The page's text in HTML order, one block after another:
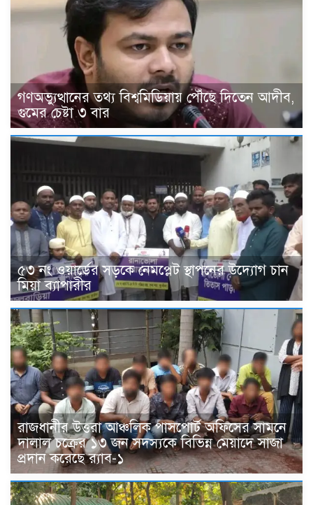
গণঅভ্যুত্থানের তথ্য বিশ্বমিডিয়ায় পৌঁছে দিতেন আদীব,
গুমের চেষ্টা ৩ বার
৫৩ নং ওয়ার্ডের সড়কে নেমপ্লেট স্থাপনের উদ্যোগ চান
মিয়া ব্যাপারীর
রাজধানীর উত্তরা আঞ্চলিক পাসপোর্ট অফিসের সামনে
দালাল চক্রের ১৩ জন সদস্যকে বিভিন্ন মেয়াদে সাজা
প্রদান করেছে র‌্যাব-১